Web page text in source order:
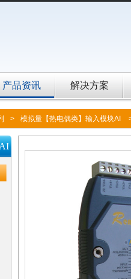
产品资讯 解决方案
> 模拟量【热电偶类】输入模块AI